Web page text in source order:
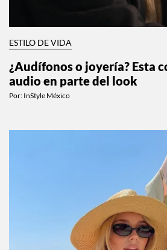
ESTILO DE VIDA
¿Audífonos o joyería? Esta
audio en parte del look
Por: InStyle México